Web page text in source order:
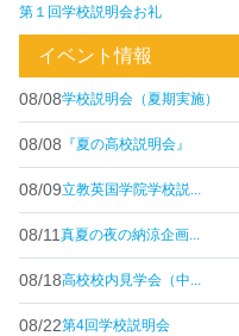
第１回学校説明会お礼
イベント情報
08/08学校説明会（夏期実施）
08/08 『夏の高校説明会』
08/09立教英国学院学校説...
08/11 真夏の夜の納涼企画...
08/18高校校内見学会（中...
08/22第4回学校説明会